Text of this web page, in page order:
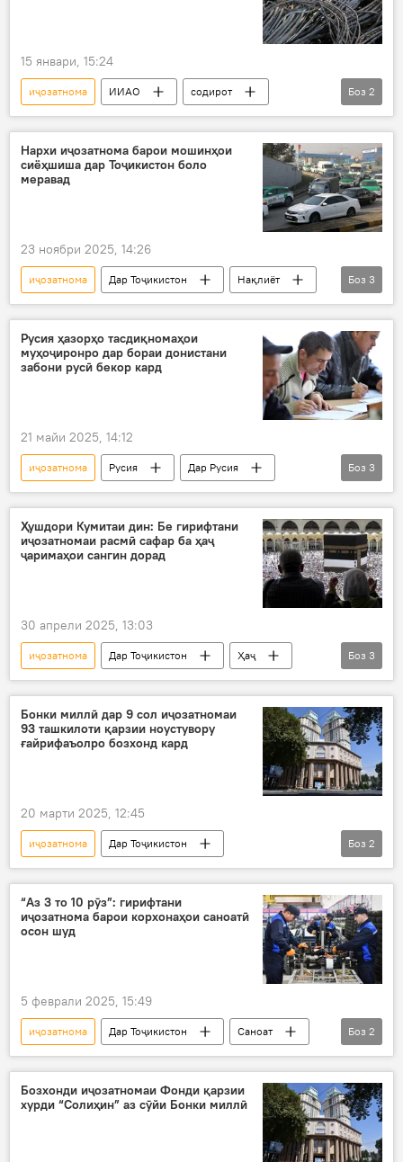
15 январи, 15:24
иҷозатнома ИИАО
содирот
Иқтисод
Дар Русия
Боз 2
Нархи иҷозатнома барои мошинҳои
сиёҳшиша дар Тоҷикистон боло
меравад
23 ноябри 2025, 14:26
иҷозатнома Дар Тоҷикистон
Нақлиёт
мошин
худрав ҷомеа
Боз 3
Русия ҳазорҳо тасдиқномаҳои
муҳоҷиронро дар бораи донистани
забони русӣ бекор кард
21 майи 2025, 14:12
иҷозатнома Русия
Дар Русия
Муҳоҷират
забони русӣ имтиҳон
Боз 3
Ҳушдори Кумитаи дин: Бе гирифтани
иҷозатномаи расмӣ сафар ба ҳаҷ
ҷаримаҳои сангин дорад
30 апрели 2025, 13:03
иҷозатнома Дар Тоҷикистон
Ҳаҷ
зоирон
Кумитаи дин
Арабистони Саудӣ
Боз 3
Бонки миллӣ дар 9 сол иҷозатномаи
93 ташкилоти қарзии ноустувору
ғайрифаъолро бозхонд кард
20 марти 2025, 12:45
иҷозатнома
Дар Тоҷикистон
Бонки Миллӣ
бозхонд ташкилотҳо
Боз 2
“Аз 3 то 10 рӯз”: гирифтани
иҷозатнома барои корхонаҳои саноатӣ
осон шуд
5 феврали 2025, 15:49
иҷозатнома Дар Тоҷикистон
Саноат
коргоҳ
Вазорати саноат ва технологияҳои нави Тоҷикистон
Боз 2
Бозхонди иҷозатномаи Фонди қарзии
хурди “Солиҳин” аз сӯйи Бонки миллӣ